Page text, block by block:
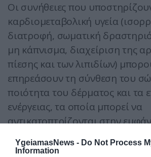
YgeiamasNews - Do Not Process
Information
Οι συνήθειες που
καρδιομεταβολική υγεία
διατροφή, σωματική
μη κάπνισμα, διαχείριση της
πίεσης και των λιπιδίων)
επηρεάσουν τη σύνθεση του
ποιότητα του δέρματος και τα
ενέργειας, τα οποία μπορεί να
αντικατοπτρίζονται στην
προσώπου με την πάροδο του
δεν υπάρχουν στοιχεία ότι η